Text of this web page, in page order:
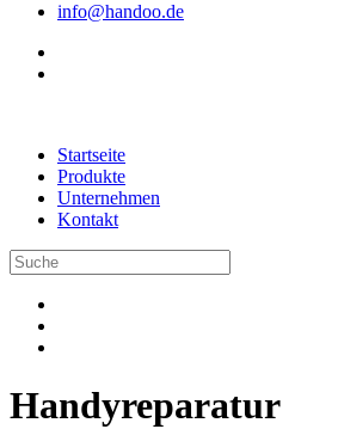
info@handoo.de
Startseite
Produkte
Unternehmen
Kontakt
Handyreparatur